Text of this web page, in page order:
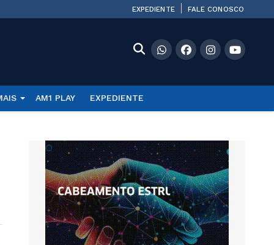
EXPEDIENTE FALE CONOSCO
AM1 PLAY EXPEDIENTE